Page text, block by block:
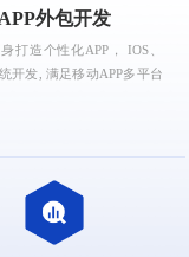
provide for you?
APP外包开发
打造个性化APP， IOS、
开发, 满足移动APP多平台